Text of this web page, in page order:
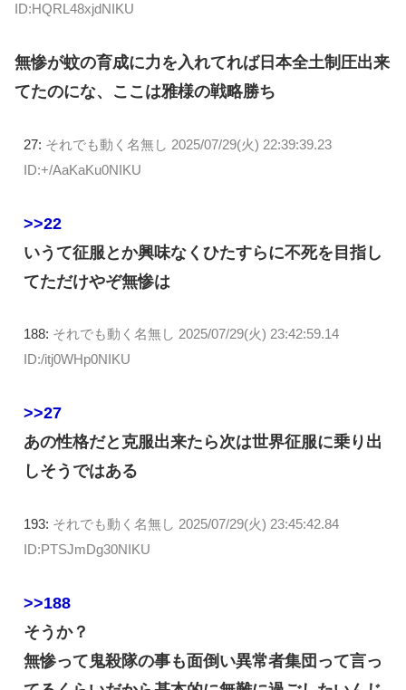
ID:HQRL48xjdNIKU
無惨が蚊の育成に力を入れてれば日本全土制圧出来
てたのにな、ここは雅様の戦略勝ち
27: それでも動く名無し 2025/07/29(火) 22:39:39.23
ID:+/AaKaKu0NIKU
>>22
いうて征服とか興味なくひたすらに不死を目指し
てただけやぞ無惨は
188: それでも動く名無し 2025/07/29(火) 23:42:59.14
ID:/itj0WHp0NIKU
>>27
あの性格だと克服出来たら次は世界征服に乗り出
しそうではある
193: それでも動く名無し 2025/07/29(火) 23:45:42.84
ID:PTSJmDg30NIKU
>>188
そうか？
無惨って鬼殺隊の事も面倒い異常者集団って言っ